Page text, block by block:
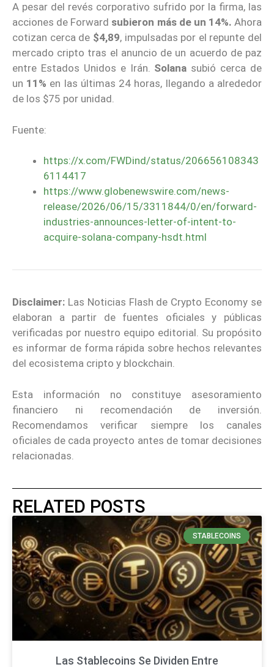
A pesar del revés corporativo sufrido por la firma, las
acciones de Forward subieron más de un 14%. Ahora
cotizan cerca de $4,89, impulsadas por el repunte del
mercado cripto tras el anuncio de un acuerdo de paz
entre Estados Unidos e Irán. Solana subió cerca de
un 11% en las últimas 24 horas, llegando a alrededor
de los $75 por unidad.
Fuente:
https://x.com/FWDind/status/206656108343
6114417
https://www.globenewswire.com/news-
release/2026/06/15/3311844/0/en/forward-
industries-announces-letter-of-intent-to-
acquire-solana-company-hsdt.html
Disclaimer: Las Noticias Flash de Crypto Economy se
elaboran a partir de fuentes oficiales y públicas
verificadas por nuestro equipo editorial. Su propósito
es informar de forma rápida sobre hechos relevantes
del ecosistema cripto y blockchain.
Esta información no constituye asesoramiento
financiero ni recomendación de inversión.
Recomendamos verificar siempre los canales
oficiales de cada proyecto antes de tomar decisiones
relacionadas.
RELATED POSTS
STABLECOINS
Las Stablecoins Se Dividen Entre